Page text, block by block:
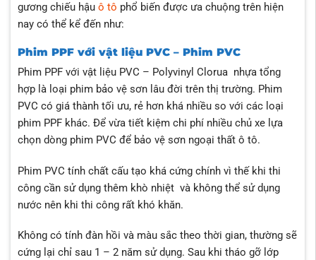
gương chiếu hậu ô tô phổ biến được ưa chuộng trên hiện
nay có thể kể đến như:
Phim PPF với vật liệu PVC – Phim PVC
Phim PPF với vật liệu PVC – Polyvinyl Clorua nhựa tổng
hợp là loại phim bảo vệ sơn lâu đời trên thị trường. Phim
PVC có giá thành tối ưu, rẻ hơn khá nhiều so với các loại
phim PPF khác. Để vừa tiết kiệm chi phí nhiều chủ xe lựa
chọn dòng phim PVC để bảo vệ sơn ngoại thất ô tô.
Phim PVC tính chất cấu tạo khá cứng chính vì thế khi thi
công cần sử dụng thêm khò nhiệt và không thể sử dụng
nước nên khi thi công rất khó khăn.
Không có tính đàn hồi và màu sắc theo thời gian, thường sẽ
cứng lại chỉ sau 1 – 2 năm sử dụng. Sau khi tháo gỡ lớp